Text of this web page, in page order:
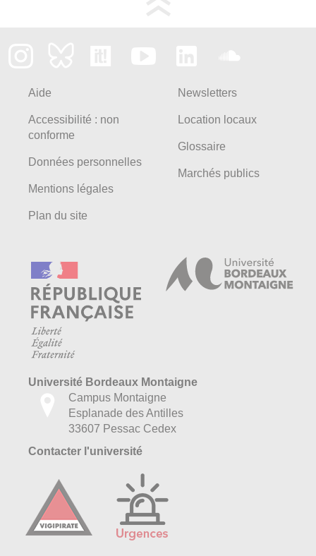
Aide
Accessibilité : non
conforme
Données personnelles
Mentions légales
Plan du site
Newsletters
Location locaux
Glossaire
Marchés publics
Université Bordeaux Montaigne
Campus Montaigne
Esplanade des Antilles
33607 Pessac Cedex
Contacter l'université